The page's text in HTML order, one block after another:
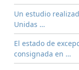
Un estudio
Unidas …
El estado de
consignada en …